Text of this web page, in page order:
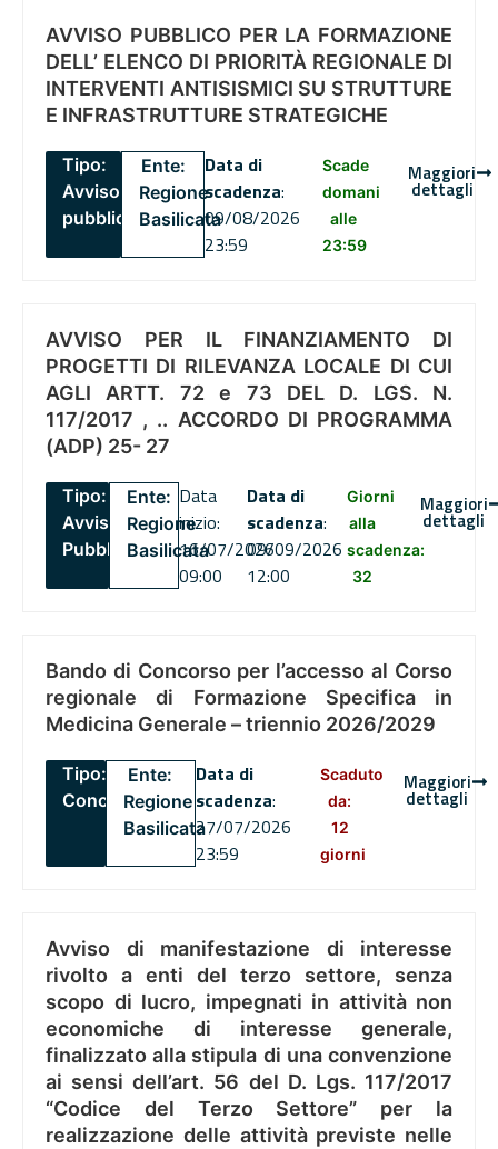
AVVISO PUBBLICO PER LA FORMAZIONE
DELL’ ELENCO DI PRIORITÀ REGIONALE DI
INTERVENTI ANTISISMICI SU STRUTTURE
E INFRASTRUTTURE STRATEGICHE
Tipo:
Avviso
pubblico
Ente:
Regione
Basilicata
Data di
scadenza:
09/08/2026
23:59
Scade
domani
alle
23:59
Maggiori
dettagli
AVVISO PER IL FINANZIAMENTO DI
PROGETTI DI RILEVANZA LOCALE DI CUI
AGLI ARTT. 72 e 73 DEL D. LGS. N.
117/2017 , .. ACCORDO DI PROGRAMMA
(ADP) 25- 27
Tipo:
Avviso
Pubblico
Ente:
Regione
Basilicata
Data
inizio:
16/07/2026
09:00
Data di
scadenza:
09/09/2026
12:00
Giorni
alla
scadenza:
32
Maggiori
dettagli
Bando di Concorso per l’accesso al Corso
regionale di Formazione Specifica in
Medicina Generale – triennio 2026/2029
Tipo:
Concorsi
Ente:
Regione
Basilicata
Data di
scadenza:
27/07/2026
23:59
Scaduto
da:
12
giorni
Maggiori
dettagli
Avviso di manifestazione di interesse
rivolto a enti del terzo settore, senza
scopo di lucro, impegnati in attività non
economiche di interesse generale,
finalizzato alla stipula di una convenzione
ai sensi dell’art. 56 del D. Lgs. 117/2017
“Codice del Terzo Settore” per la
realizzazione delle attività previste nelle